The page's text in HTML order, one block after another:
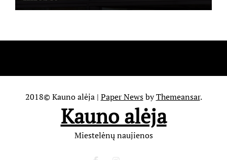
2018© Kauno alėja | Paper NewsbyThemeansar.
Kauno alėja
Miestelėnų naujienos